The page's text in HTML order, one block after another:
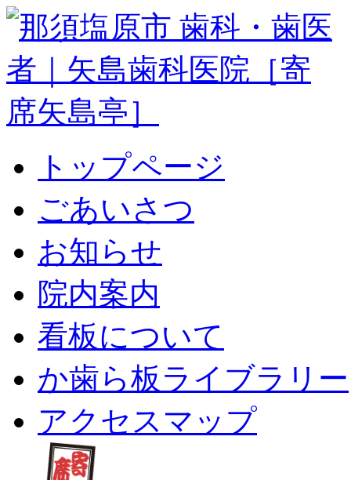
トップページ
ごあいさつ
お知らせ
院内案内
看板について
か歯ら板ライブラリー
アクセスマップ